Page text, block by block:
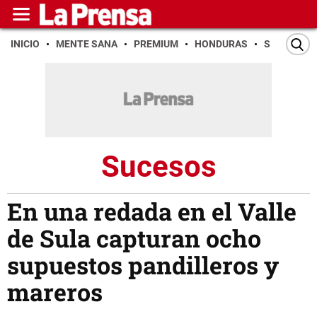
INICIO MENTE SANA PREMIUM HONDURAS SAN PEDRO
Sucesos
En una redada en el Valle
de Sula capturan ocho
supuestos pandilleros y
mareros